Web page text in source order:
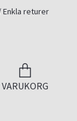
Enkla returer
VARUKORG